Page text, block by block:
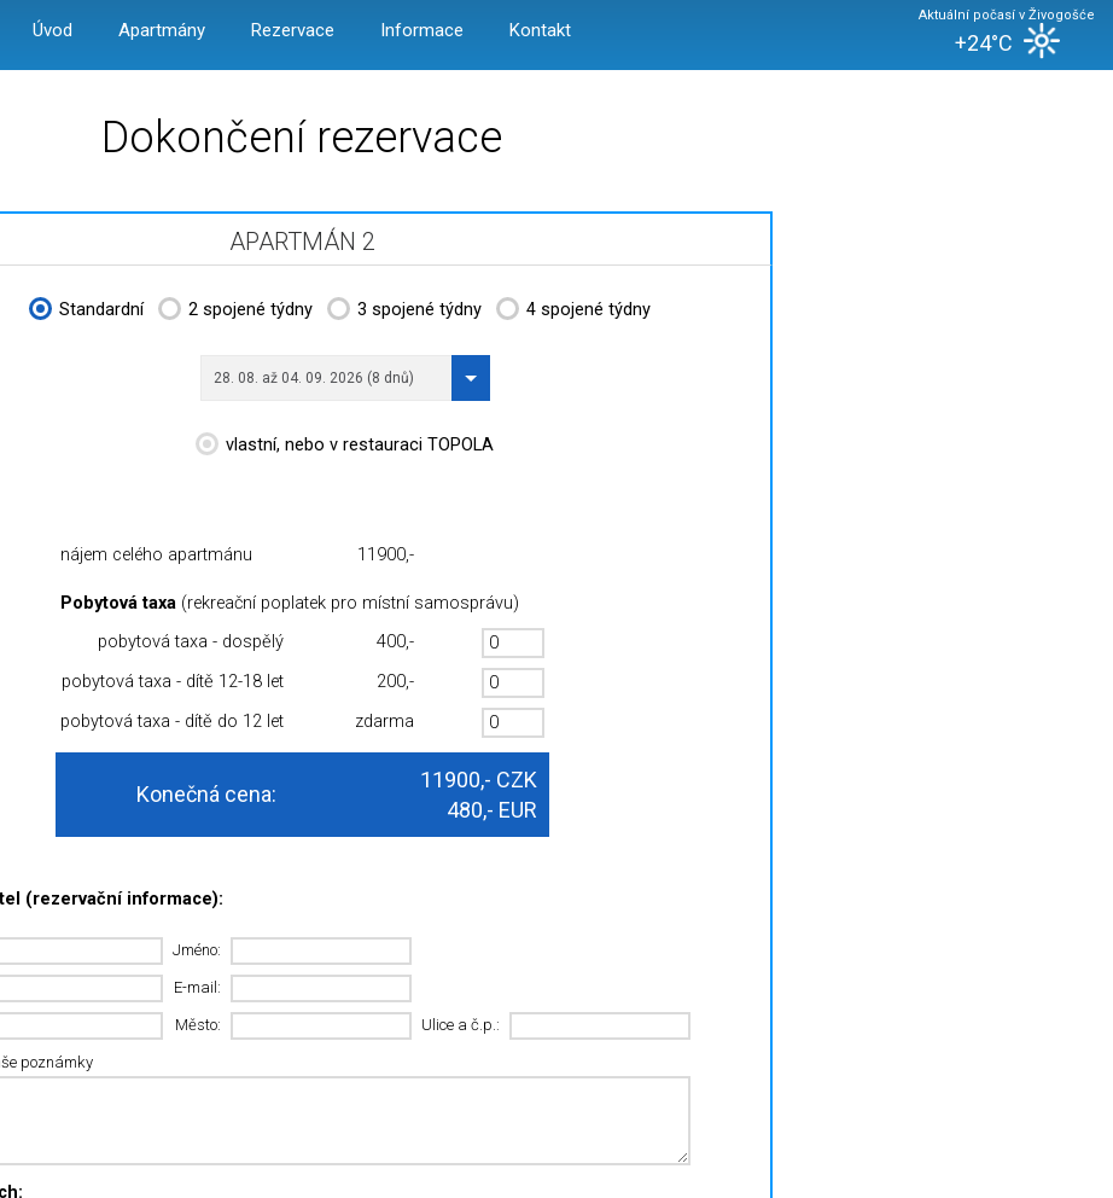
Úvod Apartmány Rezervace Informace Kontakt
Aktuální počasí v Živogošće
+24°C
Dokončení rezervace
APARTMÁN 2
Standardní 2 spojené týdny 3 spojené týdny 4 spojené týdny
28. 08. až 04. 09. 2026 (8 dnů)
vlastní, nebo v restauraci TOPOLA
nájem celého apartmánu 11900,-
Pobytová taxa(rekreační poplatek pro místní samosprávu)
pobytová taxa - dospělý
400,-
pobytová taxa - dítě 12-18 let
200,-
pobytová taxa - dítě do 12 let
zdarma
Konečná cena:
11900,- CZK
480,- EUR
(rezervační informace):
Jméno:
E-mail:
Město: Ulice a č.p.:
poznámky